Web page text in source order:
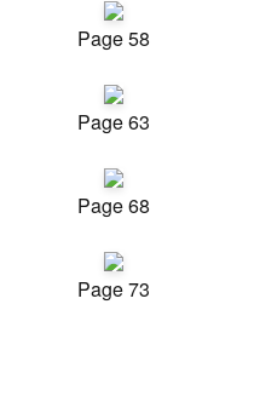
Page 58
Page 63
Page 68
Page 73